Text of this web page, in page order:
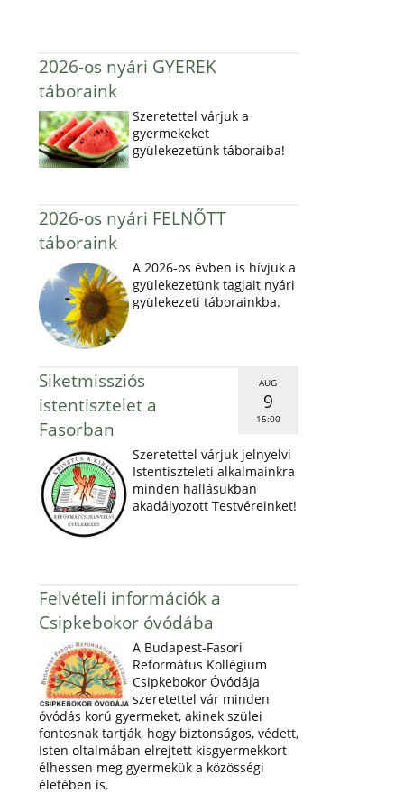
2026-os nyári GYEREK
táboraink
Szeretettel várjuk a
gyermekeket
gyülekezetünk táboraiba!
2026-os nyári FELNŐTT
táboraink
A 2026-os évben is hívjuk a
gyülekezetünk tagjait nyári
gyülekezeti táborainkba.
AUG
9
15:00
Siketmissziós
istentisztelet a
Fasorban
Szeretettel várjuk jelnyelvi
Istentiszteleti alkalmainkra
minden hallásukban
akadályozott Testvéreinket!
Felvételi információk a
Csipkebokor óvódába
A Budapest-Fasori
Református Kollégium
Csipkebokor Óvódája
szeretettel vár minden
óvódás korú gyermeket, akinek szülei
fontosnak tartják, hogy biztonságos, védett,
Isten oltalmában elrejtett kisgyermekkort
élhessen meg gyermekük a közösségi
életében is.